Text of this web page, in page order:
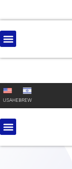
USAHEBREW